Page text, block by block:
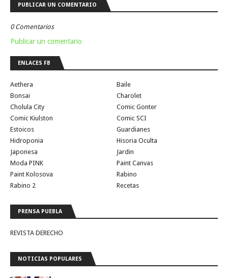
PUBLICAR UN COMENTARIO
0 Comentarios
Publicar un comentario
ENLACES FB
Aethera
Baile
Bonsai
Charolet
Cholula City
Comic Gonter
Comic Kiulston
Comic SCI
Estoicos
Guardianes
Hidroponia
Hisoria Oculta
Japonesa
Jardin
Moda PINK
Paint Canvas
Paint Kolosova
Rabino
Rabino 2
Recetas
PRENSA PUEBLA
REVISTA DERECHO
NOTICIAS POPULARES